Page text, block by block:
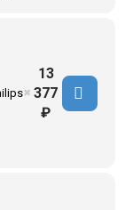
✖
13
377
₽